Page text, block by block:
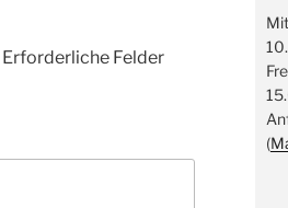
Erforderliche Felder
(